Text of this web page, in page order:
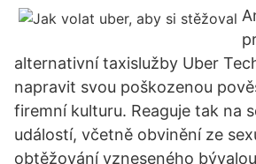
alternativní taxislužby Uber
napravit svou poškozenou
firemní kulturu. Reaguje tak na
událostí, včetně obvinění ze
obtěžování vzneseného